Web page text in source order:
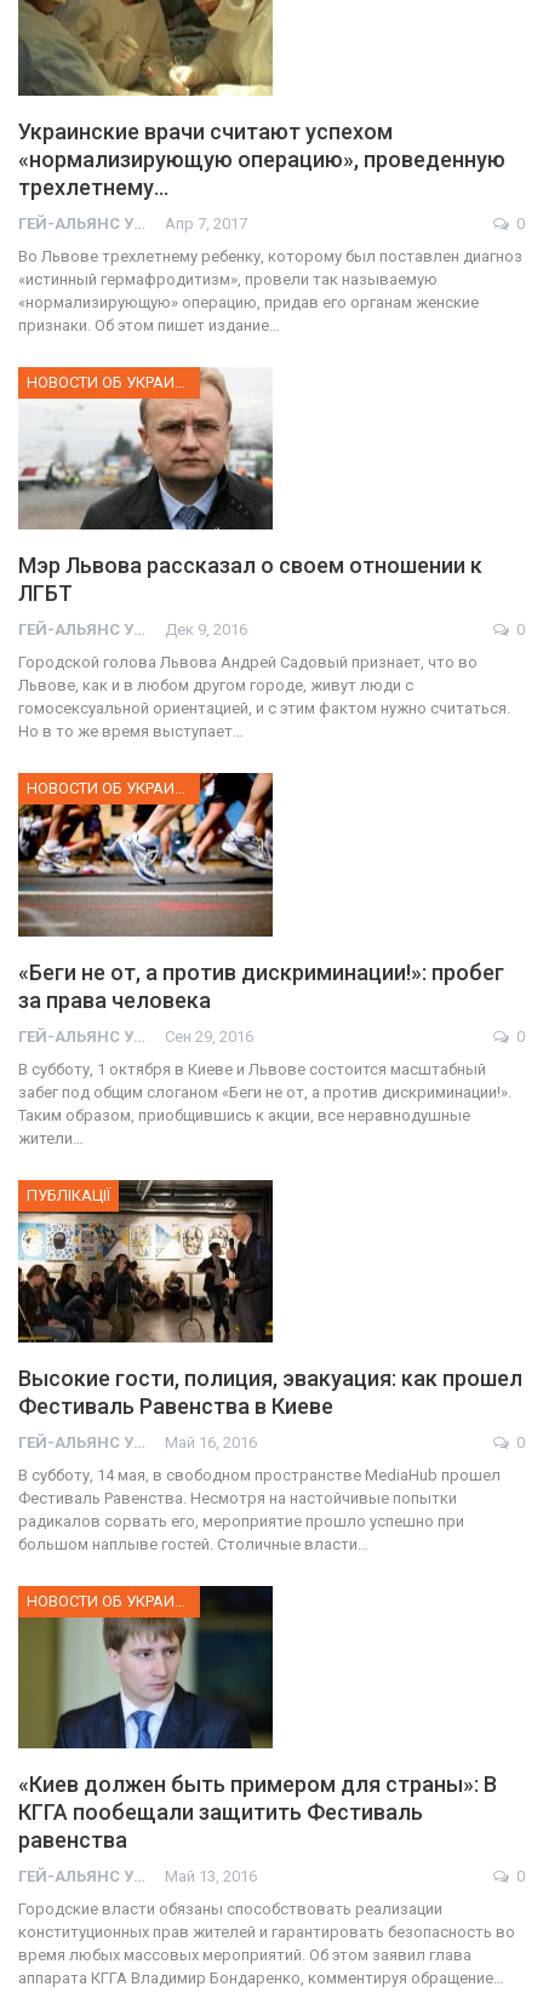
Украинские врачи считают успехом
«нормализирующую операцию», проведенную
трехлетнему…
ГЕЙ-АЛЬЯНС УКРАИНА Апр 7, 2017
0
Во Львове трехлетнему ребенку, которому был поставлен диагноз
«истинный гермафродитизм», провели так называемую
«нормализирующую» операцию, придав его органам женские
признаки. Об этом пишет издание…
Мэр Львова рассказал о своем отношении к
ЛГБТ
ГЕЙ-АЛЬЯНС УКРАИНА Дек 9, 2016
0
Городской голова Львова Андрей Садовый признает, что во
Львове, как и в любом другом городе, живут люди с
гомосексуальной ориентацией, и с этим фактом нужно считаться.
Но в то же время выступает…
НОВОСТИ ОБ УКРАИНЕ
«Беги не от, а против дискриминации!»: пробег
за права человека
ГЕЙ-АЛЬЯНС УКРАИНА Сен 29, 2016
0
В субботу, 1 октября в Киеве и Львове состоится масштабный
забег под общим слоганом «Беги не от, а против дискриминации!».
Таким образом, приобщившись к акции, все неравнодушные
жители…
ПУБЛІКАЦІЇ
Высокие гости, полиция, эвакуация: как прошел
Фестиваль Равенства в Киеве
ГЕЙ-АЛЬЯНС УКРАИНА Май 16, 2016
0
В субботу, 14 мая, в свободном пространстве MediaHub прошел
Фестиваль Равенства. Несмотря на настойчивые попытки
радикалов сорвать его, мероприятие прошло успешно при
большом наплыве гостей. Столичные власти…
НОВОСТИ ОБ УКРАИНЕ
«Киев должен быть примером для страны»: В
КГГА пообещали защитить Фестиваль
равенства
ГЕЙ-АЛЬЯНС УКРАИНА Май 13, 2016
0
Городские власти обязаны способствовать реализации
конституционных прав жителей и гарантировать безопасность во
время любых массовых мероприятий. Об этом заявил глава
аппарата КГГА Владимир Бондаренко, комментируя обращение…